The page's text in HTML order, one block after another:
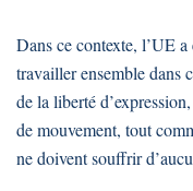
Dans ce contexte, l’UE a
travailler ensemble dans
de la liberté
de mouvement, tout
ne doivent souffrir